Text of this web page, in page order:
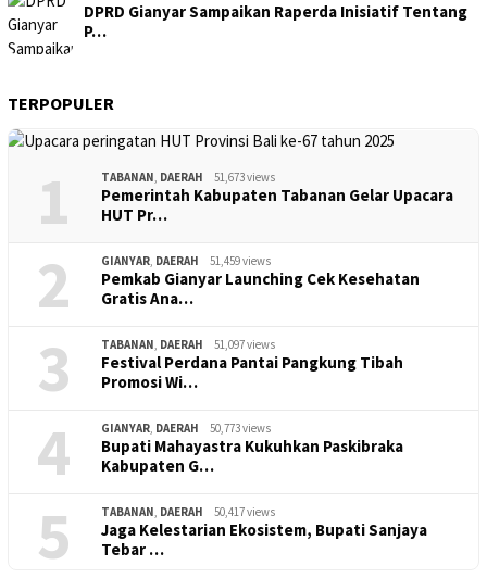
DPRD Gianyar Sampaikan Raperda Inisiatif Tentang
P…
TERPOPULER
1 TABANAN, DAERAH 51,673 views
Pemerintah Kabupaten Tabanan Gelar Upacara
HUT Pr…
2 GIANYAR, DAERAH 51,459 views
Pemkab Gianyar Launching Cek Kesehatan
Gratis Ana…
3 TABANAN, DAERAH 51,097 views
Festival Perdana Pantai Pangkung Tibah
Promosi Wi…
4 GIANYAR, DAERAH 50,773 views
Bupati Mahayastra Kukuhkan Paskibraka
Kabupaten G…
5 TABANAN, DAERAH 50,417 views
Jaga Kelestarian Ekosistem, Bupati Sanjaya
Tebar …